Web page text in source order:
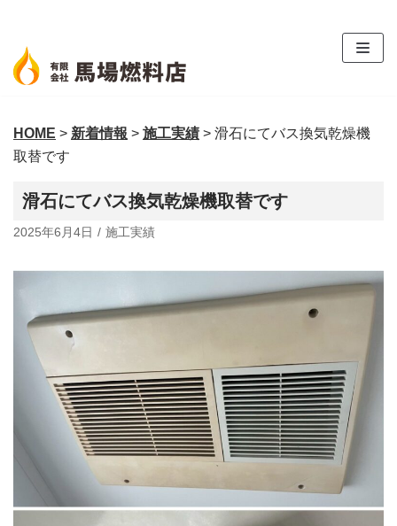
ン
テ
ン
へ
ス
ッ
プ
HOME > 新着情報 > 施工実績 > 滑石にてバス換気乾燥機
取替です
滑石にてバス換気乾燥機取替です
2025年6月4日 施工実績